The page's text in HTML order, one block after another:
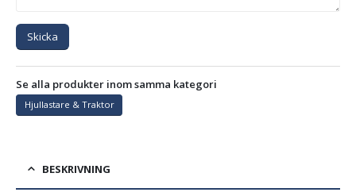
Skicka
Se alla produkter inom samma kategori
Hjullastare & Traktor
BESKRIVNING